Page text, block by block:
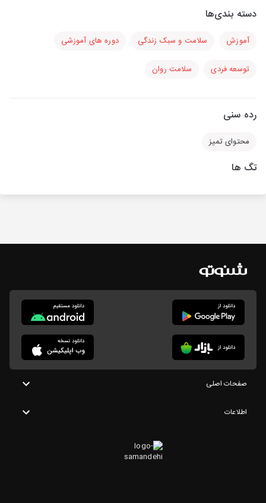
دسته بندی‌ها
آموزش سلامت و سبک زندگی دوره های آموزشی
توسعه فردی سلامت روان
رده سنی
محتوای تمیز
تگ ها
صفحات اصلی
اطلاعات